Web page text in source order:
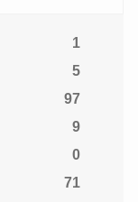
1
5
97
9
0
71